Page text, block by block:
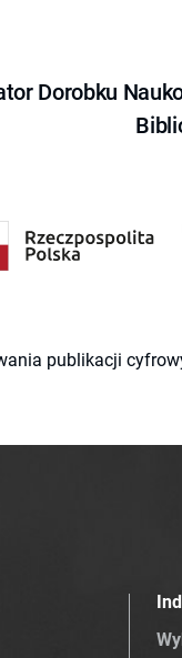
Dorobku
publikacji